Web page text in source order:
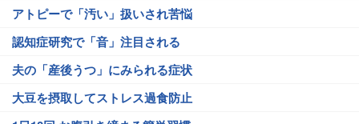
アトピーで「汚い」扱いされ苦悩
認知症研究で「音」注目される
夫の「産後うつ」にみられる症状
大豆を摂取してストレス過食防止